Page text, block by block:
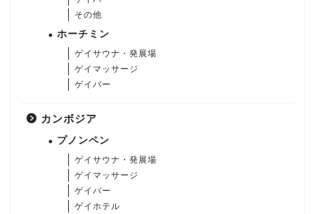
その他
ホーチミン
ゲイサウナ・発展場
ゲイマッサージ
ゲイバー
カンボジア
プノンペン
ゲイサウナ・発展場
ゲイマッサージ
ゲイバー
ゲイホテル